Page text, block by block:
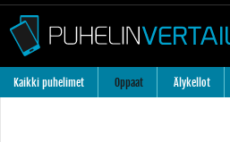
Kaikki puhelimet Oppaat Älykellot